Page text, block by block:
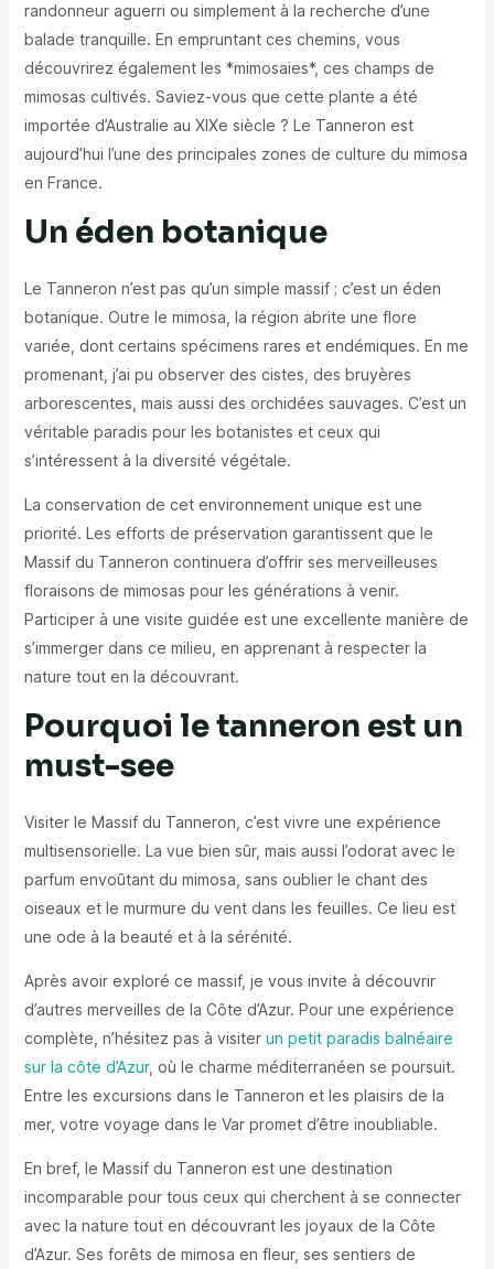
randonneur aguerri ou simplement à la recherche d’une
balade tranquille. En empruntant ces chemins, vous
découvrirez également les *mimosaies*, ces champs de
mimosas cultivés. Saviez-vous que cette plante a été
importée d’Australie au XIXe siècle ? Le Tanneron est
aujourd’hui l’une des principales zones de culture du mimosa
en France.
Un éden botanique
Le Tanneron n’est pas qu’un simple massif ; c’est un éden
botanique. Outre le mimosa, la région abrite une flore
variée, dont certains spécimens rares et endémiques. En me
promenant, j’ai pu observer des cistes, des bruyères
arborescentes, mais aussi des orchidées sauvages. C’est un
véritable paradis pour les botanistes et ceux qui
s’intéressent à la diversité végétale.
La conservation de cet environnement unique est une
priorité. Les efforts de préservation garantissent que le
Massif du Tanneron continuera d’offrir ses merveilleuses
floraisons de mimosas pour les générations à venir.
Participer à une visite guidée est une excellente manière de
s’immerger dans ce milieu, en apprenant à respecter la
nature tout en la découvrant.
Pourquoi le tanneron est un
must-see
Visiter le Massif du Tanneron, c’est vivre une expérience
multisensorielle. La vue bien sûr, mais aussi l’odorat avec le
parfum envoûtant du mimosa, sans oublier le chant des
oiseaux et le murmure du vent dans les feuilles. Ce lieu est
une ode à la beauté et à la sérénité.
Après avoir exploré ce massif, je vous invite à découvrir
d’autres merveilles de la Côte d’Azur. Pour une expérience
complète, n’hésitez pas à visiter un petit paradis balnéaire
sur la côte d’Azur, où le charme méditerranéen se poursuit.
Entre les excursions dans le Tanneron et les plaisirs de la
mer, votre voyage dans le Var promet d’être inoubliable.
En bref, le Massif du Tanneron est une destination
incomparable pour tous ceux qui cherchent à se connecter
avec la nature tout en découvrant les joyaux de la Côte
d’Azur. Ses forêts de mimosa en fleur, ses sentiers de